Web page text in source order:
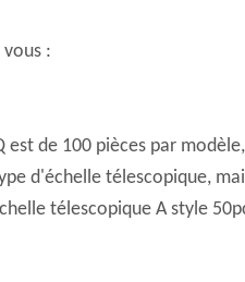
:
est de 100 pièces par
d'échelle télescopique,
télescopique A style